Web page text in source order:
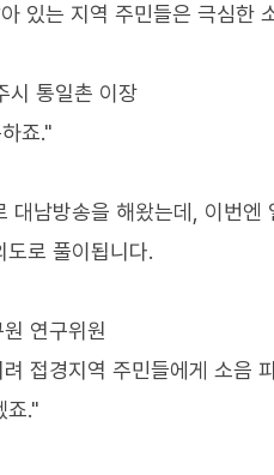
있는 지역 주민들은 극심한
시 통일촌 이장
죠."
대남방송을 해왔는데, 이번
로 풀이됩니다.
연구위원
접경지역 주민들에게 소음
죠."